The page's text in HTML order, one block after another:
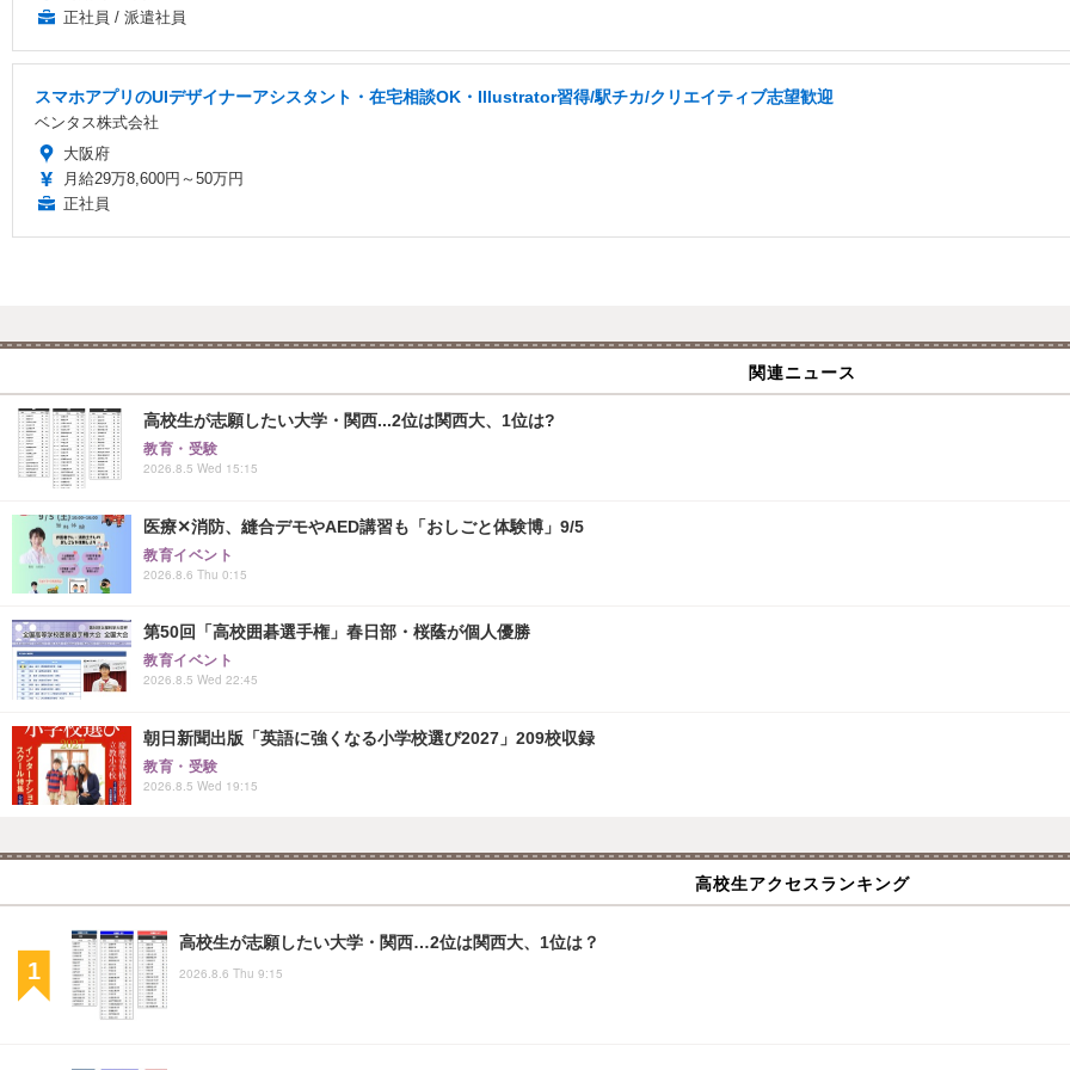
正社員 / 派遣社員
スマホアプリのUIデザイナーアシスタント・在宅相談OK・Illustrator習得/駅チカ/クリエイティブ志望歓迎
ベンタス株式会社
大阪府
月給29万8,600円～50万円
正社員
関連ニュース
高校生が志願したい大学・関西...2位は関西大、1位は?
教育・受験
2026.8.5 Wed 15:15
医療✕消防、縫合デモやAED講習も「おしごと体験博」9/5
教育イベント
2026.8.6 Thu 0:15
第50回「高校囲碁選手権」春日部・桜蔭が個人優勝
教育イベント
2026.8.5 Wed 22:45
朝日新聞出版「英語に強くなる小学校選び2027」209校収録
教育・受験
2026.8.5 Wed 19:15
高校生アクセスランキング
高校生が志願したい大学・関西…2位は関西大、1位は？
2026.8.6 Thu 9:15